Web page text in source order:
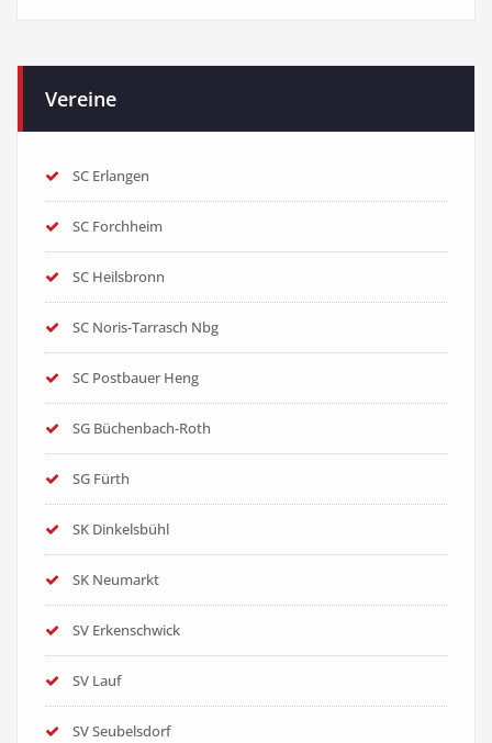
Vereine
SC Erlangen
SC Forchheim
SC Heilsbronn
SC Noris-Tarrasch Nbg
SC Postbauer Heng
SG Büchenbach-Roth
SG Fürth
SK Dinkelsbühl
SK Neumarkt
SV Erkenschwick
SV Lauf
SV Seubelsdorf